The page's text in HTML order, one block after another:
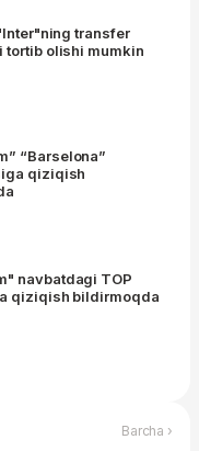
transfer
tortib olishi mumkin
“Barselona”
qiziqish
navbatdagi TOP
qiziqish bildirmoqda
Barcha ›